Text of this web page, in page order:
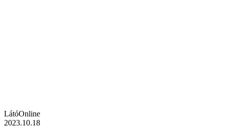
LátóOnline
2023.10.18